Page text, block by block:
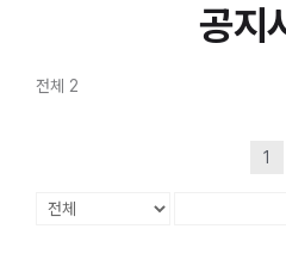
공지
전체 2
1